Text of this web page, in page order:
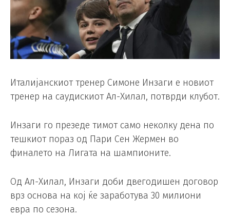
Италијанскиот тренер Симоне Инзаги е новиот
тренер на саудискиот Ал-Хилал, потврди клубот.
Инзаги го презеде тимот само неколку дена по
тешкиот пораз од Пари Сен Жермен во
финалето на Лигата на шампионите.
Од Ал-Хилал, Инзаги доби двегодишен договор
врз основа на кој ќе заработува 30 милиони
евра по сезона.